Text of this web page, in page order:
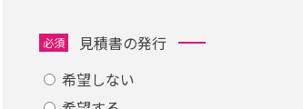
見積書の発行
必須
希望しない